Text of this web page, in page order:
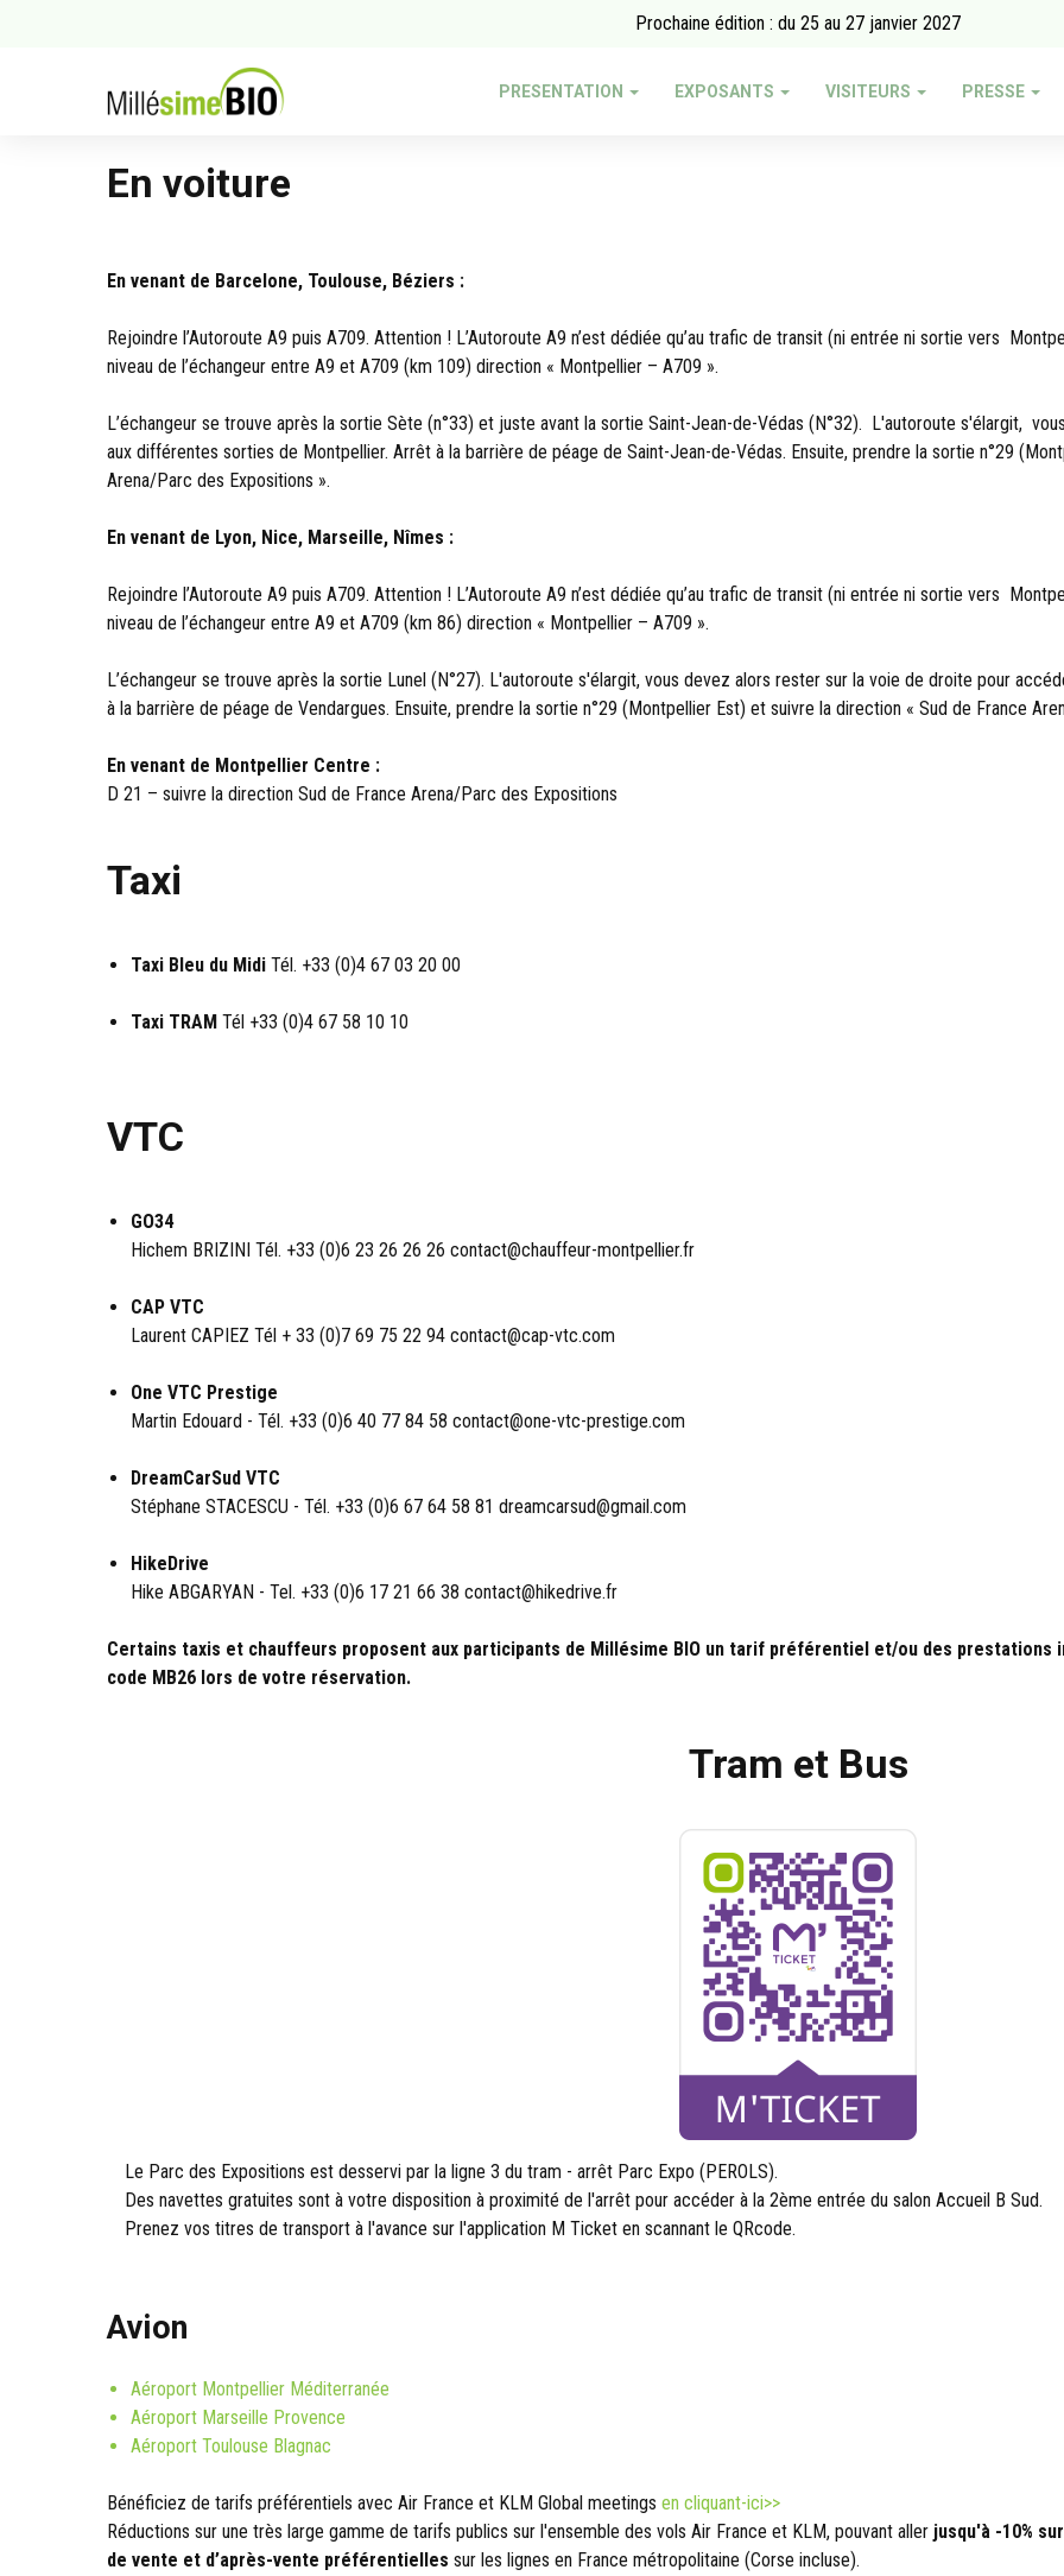
Prochaine édition : du 25 au 27 janvier 2027
PRESENTATION EXPOSANTS VISITEURS PRESSE
En voiture
En venant de Barcelone, Toulouse, Béziers :
Rejoindre l’Autoroute A9 puis A709. Attention ! L’Autoroute A9 n’est dédiée qu’au trafic de transit (ni entrée ni sortie vers
niveau de l’échangeur entre A9 et A709 (km 109) direction « Montpellier – A709 ».
L’échangeur se trouve après la sortie Sète (n°33) et juste avant la sortie Saint-Jean-de-Védas (N°32). L'autoroute s'élargit,
aux différentes sorties de Montpellier. Arrêt à la barrière de péage de Saint-Jean-de-Védas. Ensuite, prendre la sortie n°29
Arena/Parc des Expositions ».
En venant de Lyon, Nice, Marseille, Nîmes :
Rejoindre l’Autoroute A9 puis A709. Attention ! L’Autoroute A9 n’est dédiée qu’au trafic de transit (ni entrée ni sortie vers
niveau de l’échangeur entre A9 et A709 (km 86) direction « Montpellier – A709 ».
L’échangeur se trouve après la sortie Lunel (N°27). L'autoroute s'élargit, vous devez alors rester sur la voie de droite pour
à la barrière de péage de Vendargues. Ensuite, prendre la sortie n°29 (Montpellier Est) et suivre la direction « Sud de France
En venant de Montpellier Centre :
D 21 – suivre la direction Sud de France Arena/Parc des Expositions
Taxi
Taxi Bleu du Midi Tél. +33 (0)4 67 03 20 00
Taxi TRAM Tél +33 (0)4 67 58 10 10
VTC
GO34
Hichem BRIZINI Tél. +33 (0)6 23 26 26 26 contact@chauffeur-montpellier.fr
CAP VTC
Laurent CAPIEZ Tél + 33 (0)7 69 75 22 94 contact@cap-vtc.com
One VTC Prestige
Martin Edouard - Tél. +33 (0)6 40 77 84 58 contact@one-vtc-prestige.com
DreamCarSud VTC
Stéphane STACESCU - Tél. +33 (0)6 67 64 58 81 dreamcarsud@gmail.com
HikeDrive
Hike ABGARYAN - Tel. +33 (0)6 17 21 66 38 contact@hikedrive.fr
Certains taxis et chauffeurs proposent aux participants de Millésime BIO un tarif préférentiel et/ou des prestations
code MB26 lors de votre réservation.
Tram et Bus
Le Parc des Expositions est desservi par la ligne 3 du tram - arrêt Parc Expo (PEROLS).
Des navettes gratuites sont à votre disposition à proximité de l'arrêt pour accéder à la 2ème entrée du salon Accueil B Sud.
Prenez vos titres de transport à l'avance sur l'application M Ticket en scannant le QRcode.
Avion
Aéroport Montpellier Méditerranée
Aéroport Marseille Provence
Aéroport Toulouse Blagnac
Bénéficiez de tarifs préférentiels avec Air France et KLM Global meetings en cliquant-ici>>
Réductions sur une très large gamme de tarifs publics sur l'ensemble des vols Air France et KLM, pouvant aller jusqu'à -10%
de vente et d’après-vente préférentielles sur les lignes en France métropolitaine (Corse incluse).